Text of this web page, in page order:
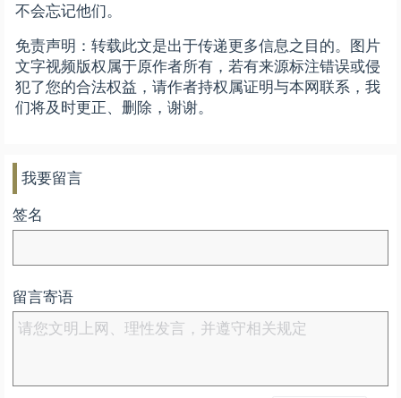
不会忘记他们。
免责声明：转载此文是出于传递更多信息之目的。图片
文字视频版权属于原作者所有，若有来源标注错误或侵
犯了您的合法权益，请作者持权属证明与本网联系，我
们将及时更正、删除，谢谢。
我要留言
签名
留言寄语